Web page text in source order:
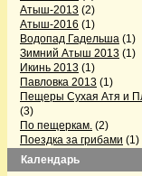
Атыш-2013 (2)
Атыш-2016 (1)
Водопад Гадельша (1)
Зимний Атыш 2013 (1)
Икинь 2013 (1)
Павловка 2013 (1)
Пещеры Сухая Атя и
(3)
По пещеркам. (2)
Поездка за грибами (1)
Поездка на Павловку
Поездка по пещерам
Календарь